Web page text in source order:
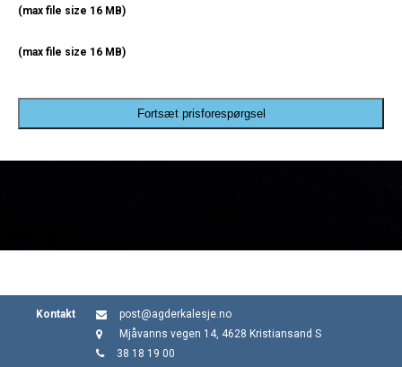
(max file size 16 MB)
(max file size 16 MB)
Fortsæt prisforespørgsel
Kontakt
post@agderkalesje.no
Mjåvanns vegen 14, 4628 Kristiansand S
38 18 19 00